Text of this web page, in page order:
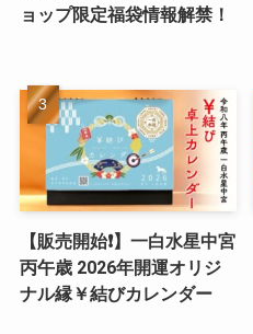
ョップ限定福袋情報解禁！
【販売開始❗️】一白水星中宮
丙午歳 2026年開運オリジ
ナル縁￥結びカレンダー